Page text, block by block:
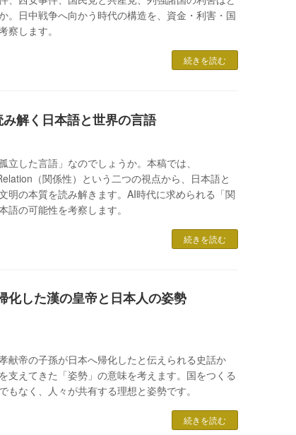
。日中戦争へ向かう時代の構造を、資金・利害・国
察します。
続きを読む
解く日本語と世界の言語
立した言語」なのでしょうか。本稿では、
（関係性）という二つの視点から、日本語と
明の本質を読み解きます。AI時代に求められる「関
語の可能性を考察します。
続きを読む
化した漢の皇帝と日本人の姿勢
献帝の子孫が日本へ帰化したと伝えられる史話か
支えてきた「姿勢」の意味を考えます。国をつくる
もなく、人々が共有する理想と姿勢です。
続きを読む